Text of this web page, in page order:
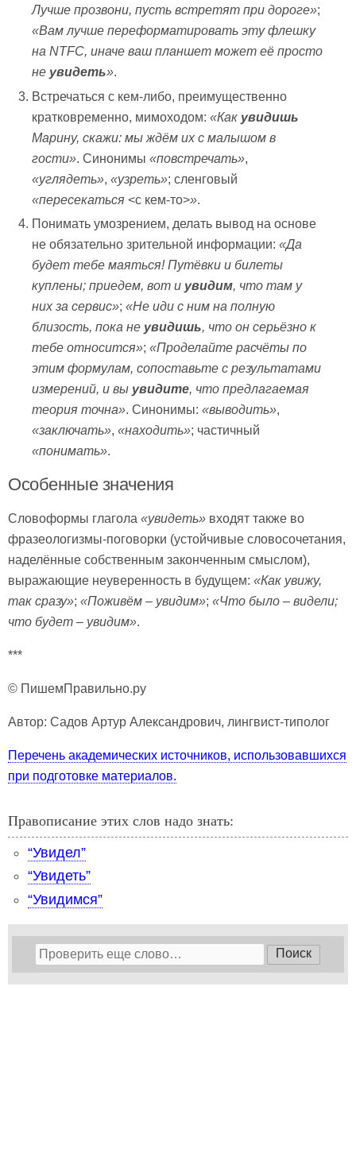
Лучше прозвони, пусть встретят при дороге»;
«Вам лучше переформатировать эту флешку
наNTFC, иначе ваш планшет может её просто
не увидеть».
Встречаться с кем-либо, преимущественно
кратковременно, мимоходом:«Как увидишь
Марину, скажи: мы ждём их с малышом в
гости». Синонимы«повстречать»,
«углядеть»,«узреть»; сленговый
«пересекаться<с кем-то>».
Понимать умозрением, делать вывод на основе
не обязательно зрительной информации:«Да
будет тебе маяться! Путёвки и билеты
куплены; приедем, вот и увидим, что там у
них за сервис»;«Не иди с ним на полную
близость, пока не увидишь, что он серьёзно к
тебе относится»;«Проделайте расчёты по
этим формулам, сопоставьте с результатами
измерений, и вы увидите, что предлагаемая
теория точна». Синонимы:«выводить»,
«заключать»,«находить»; частичный
«понимать».
Особенные значения
Словоформы глагола «увидеть» входят также во
фразеологизмы-поговорки (устойчивые словосочетания,
наделённые собственным законченным смыслом),
выражающие неуверенность в будущем: «Как увижу,
так сразу»; «Поживём – увидим»; «Что было – видели;
что будет – увидим».
***
© ПишемПравильно.ру
Автор: Садов Артур Александрович, лингвист-типолог
Перечень академических источников, использовавшихся
при подготовке материалов.
Правописание этих слов надо знать:
“Увидел”
“Увидеть”
“Увидимся”